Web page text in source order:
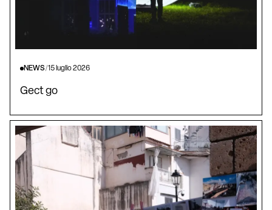
NEWS/15 luglio 2026
Gect go